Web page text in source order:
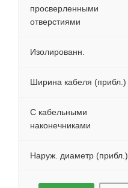
просверленными
отверстиями
Изолированн.
Ширина кабеля (прибл.)
С кабельными
наконечниками
Наруж. диаметр (прибл.)